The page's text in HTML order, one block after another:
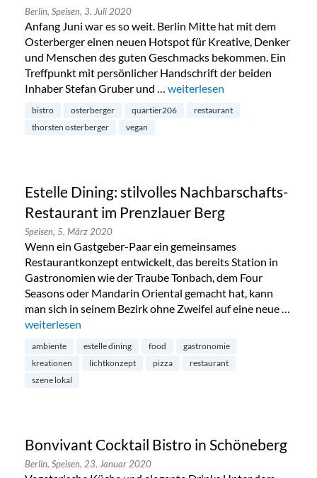
Berlin, Speisen, 3. Juli 2020
Anfang Juni war es so weit. Berlin Mitte hat mit dem
Osterberger einen neuen Hotspot für Kreative, Denker
und Menschen des guten Geschmacks bekommen. Ein
Treffpunkt mit persönlicher Handschrift der beiden
Inhaber Stefan Gruber und … „Neueröffnung: Restaurant
weiterlesen
bistro osterberger quartier206
restaurant
thorsten osterberger
vegan
Estelle Dining: stilvolles Nachbarschafts-
Restaurant im Prenzlauer Berg
Speisen, 5. März 2020
Wenn ein Gastgeber-Paar ein gemeinsames
Restaurantkonzept entwickelt, das bereits Station in
Gastronomien wie der Traube Tonbach, dem Four
Seasons oder Mandarin Oriental gemacht hat, kann
man sich in seinem Bezirk ohne Zweifel auf eine neue …
„Estelle Dining: stilvolles Nachbarschafts-Restaurant im
weiterlesen
ambiente estelle dining food
gastronomie
kreationen
lichtkonzept pizza
restaurant
szene lokal
Bonvivant Cocktail Bistro in Schöneberg
Berlin, Speisen, 23. Januar 2020